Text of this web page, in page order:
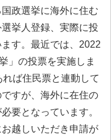
政選挙に海外に住む
挙人登録、実際に投
す。最近では、2022
」の投票を実施しま
ば住民票と連動して
すが、海外に在住の
要となっています。
越しいただき申請が